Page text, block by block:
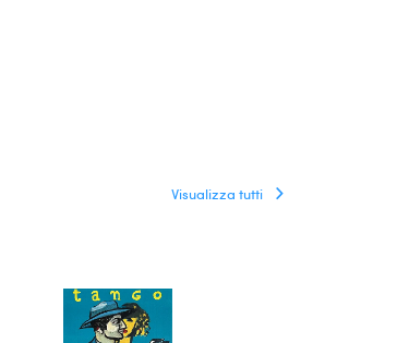
Visualizza tutti